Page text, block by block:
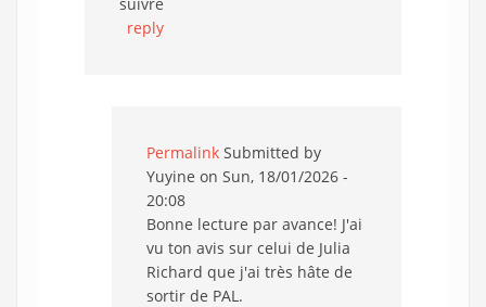
reply
Permalink Submitted by
Yuyine on Sun, 18/01/2026 -
20:08
Bonne lecture par avance! J'ai
vu ton avis sur celui de Julia
Richard que j'ai très hâte de
sortir de PAL.